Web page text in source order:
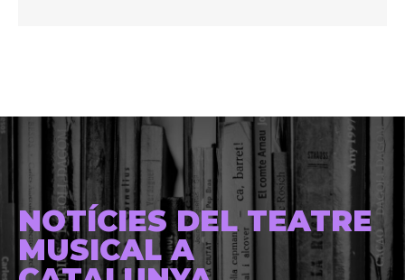
NOTÍCIES DEL TEATRE
MUSICAL A